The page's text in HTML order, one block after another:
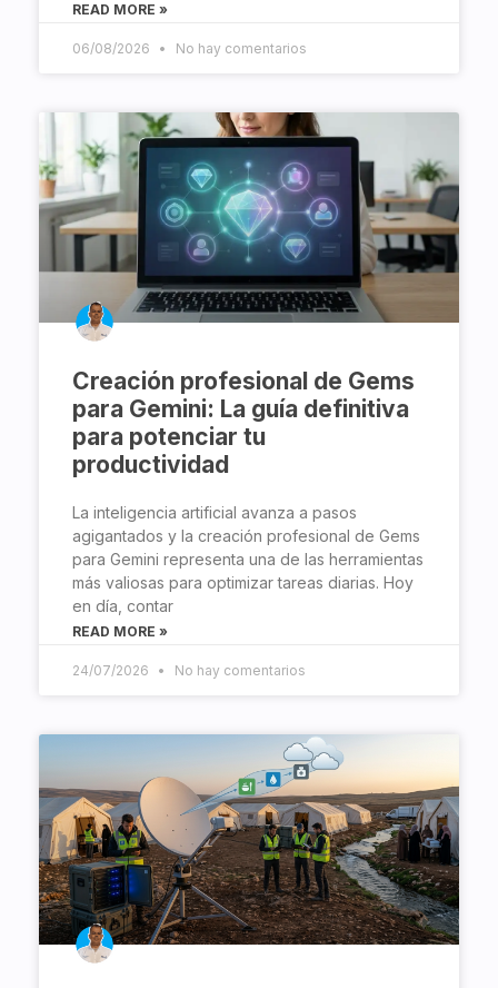
READ MORE »
06/08/2026 No hay comentarios
Creación profesional de Gems
para Gemini: La guía definitiva
para potenciar tu
productividad
La inteligencia artificial avanza a pasos
agigantados y la creación profesional de Gems
para Gemini representa una de las herramientas
más valiosas para optimizar tareas diarias. Hoy
en día, contar
READ MORE »
24/07/2026 No hay comentarios